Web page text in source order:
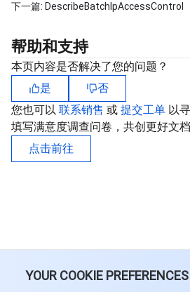
YOUR COOKIE PREFERENCES
下一篇: DescribeBatchIpAccessControl
帮助和支持
本页内容是否解决了您的问题？
是
否
您也可以 联系销售 或 提交工单 以
填写满意度调查问卷，共创更好文档
点击前往